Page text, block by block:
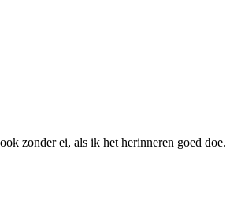
zonder ei, als ik het herinneren goed doe.